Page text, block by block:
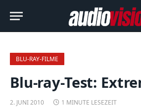
BLU-RAY-FILME
Blu-ray-Test:
2. JUNI 2010 1 MINUTE LESEZEIT